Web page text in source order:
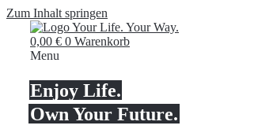
Zum Inhalt springen
0,00 € 0 Warenkorb
Menu
Enjoy Life.
Own Your Future.